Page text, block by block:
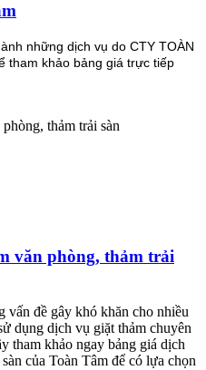
những dịch vụ do CTY TOÀN
tham khảo bảng giá trực tiếp
văn phòng, thảm trải
vấn đề gây khó khăn cho nhiều
dụng dịch vụ giặt thảm chuyên
tham khảo ngay bảng giá dịch
của Toàn Tâm để có lựa chọn